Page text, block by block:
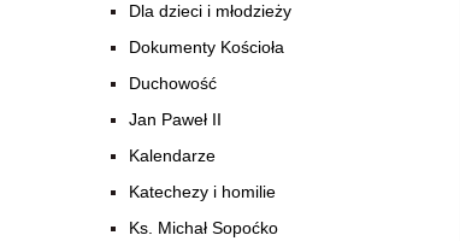
Dla dzieci i młodzieży
Dokumenty Kościoła
Duchowość
Jan Paweł II
Kalendarze
Katechezy i homilie
Ks. Michał Sopoćko